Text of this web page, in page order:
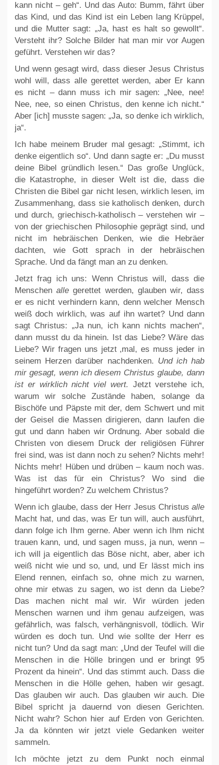
kann nicht – geh“. Und das Auto: Bumm, fährt über
das Kind, und das Kind ist ein Leben lang Krüppel,
und die Mutter sagt: „Ja, hast es halt so gewollt“.
Versteht ihr? Solche Bilder hat man mir vor Augen
geführt. Verstehen wir das?
Und wenn gesagt wird, dass dieser Jesus Christus
wohl will, dass alle gerettet werden, aber Er kann
es nicht – dann muss ich mir sagen: „Nee, nee!
Nee, nee, so einen Christus, den kenne ich nicht.“
Aber [ich] musste sagen: „Ja, so denke ich wirklich,
ja“.
Ich habe meinem Bruder mal gesagt: „Stimmt, ich
denke eigentlich so“. Und dann sagte er: „Du musst
deine Bibel gründlich lesen.“ Das große Unglück,
die Katastrophe, in dieser Welt ist die, dass die
Christen die Bibel gar nicht lesen, wirklich lesen, im
Zusammenhang, dass sie katholisch denken, durch
und durch, griechisch-katholisch – verstehen wir –
von der griechischen Philosophie geprägt sind, und
nicht im hebräischen Denken, wie die Hebräer
dachten, wie Gott sprach in der hebräischen
Sprache. Und da fängt man an zu denken.
Jetzt frag ich uns: Wenn Christus will, dass die
Menschenalle gerettet werden, glauben wir, dass
er es nicht verhindern kann, denn welcher Mensch
weiß doch wirklich, was auf ihn wartet? Und dann
sagt Christus: „Ja nun, ich kann nichts machen“,
dann musst du da hinein. Ist das Liebe? Wäre das
Liebe? Wir fragen uns jetzt ‚mal, es muss jeder in
seinem Herzen darüber nachdenken. Und ich hab
mir gesagt, wenn ich diesem Christus glaube, dann
ist er wirklich nicht viel wert. Jetzt verstehe ich,
warum wir solche Zustände haben, solange da
Bischöfe und Päpste mit der, dem Schwert und mit
der Geisel die Massen dirigieren, dann laufen die
gut und dann haben wir Ordnung. Aber sobald die
Christen von diesem Druck der religiösen Führer
frei sind, was ist dann noch zu sehen? Nichts mehr!
Nichts mehr! Hüben und drüben – kaum noch was.
Was ist das für ein Christus? Wo sind die
hingeführt worden? Zu welchem Christus?
Wenn ich glaube, dass der Herr Jesus Christus alle
Macht hat, und das, was Er tun will, auch ausführt,
dann folge ich Ihm gerne. Aber wenn ich Ihm nicht
trauen kann, und, und sagen muss, ja nun, wenn –
ich will ja eigentlich das Böse nicht, aber, aber ich
weiß nicht wie und so, und, und Er lässt mich ins
Elend rennen, einfach so, ohne mich zu warnen,
ohne mir etwas zu sagen, wo ist denn da Liebe?
Das machen nicht mal wir. Wir würden jeden
Menschen warnen und ihm genau aufzeigen, was
gefährlich, was falsch, verhängnisvoll, tödlich. Wir
würden es doch tun. Und wie sollte der Herr es
nicht tun? Und da sagt man: „Und der Teufel will die
Menschen in die Hölle bringen und er bringt 95
Prozent da hinein“. Und das stimmt auch. Dass die
Menschen in die Hölle gehen, haben wir gesagt.
Das glauben wir auch. Das glauben wir auch. Die
Bibel spricht ja dauernd von diesen Gerichten.
Nicht wahr? Schon hier auf Erden von Gerichten.
Ja da könnten wir jetzt viele Gedanken weiter
sammeln.
Ich möchte jetzt zu dem Punkt noch einmal